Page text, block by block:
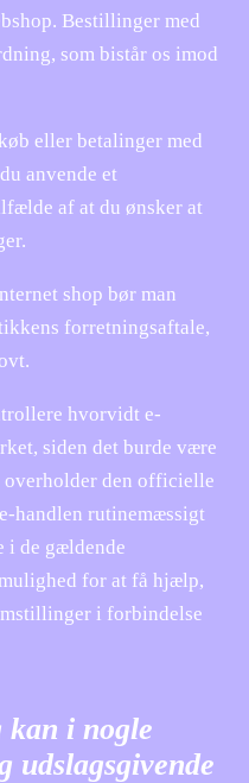
Bestillinger med
som bistår os imod
eller betalinger med
anvende et
af at du ønsker at
shop bør man
forretningsaftale,
hvorvidt e-
siden det burde være
den officielle
handlen rutinemæssigt
i de gældende
for at få hjælp,
i forbindelse
kan i nogle